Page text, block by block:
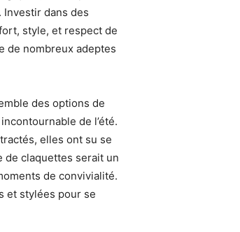
dans des
style, et respect de
de nombreux adeptes
des options de
de l’été.
elles ont su se
de claquettes serait un
de convivialité.
et stylées pour se